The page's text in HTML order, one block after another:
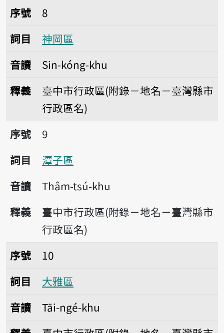
序號8神岡區
序號
8
詞目
神岡區
音讀
Sin-kóng-khu
釋義
臺中市行政區(附錄－地名－臺灣縣市
行政區名)
序號9潭子區
序號
9
詞目
潭子區
音讀
Thâm-tsú-khu
釋義
臺中市行政區(附錄－地名－臺灣縣市
行政區名)
序號10大雅區
序號
10
詞目
大雅區
音讀
Tāi-ngé-khu